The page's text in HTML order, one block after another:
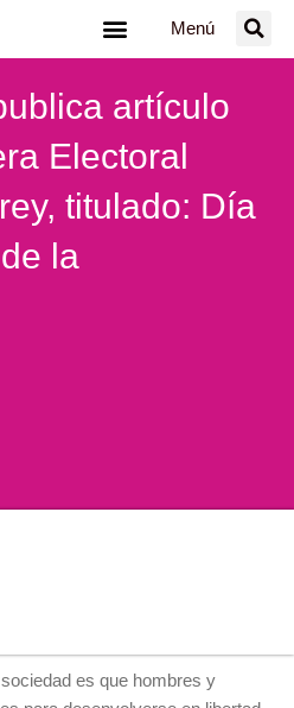
Menú
artículo
Electoral
titulado: Día
la
es que hombres y